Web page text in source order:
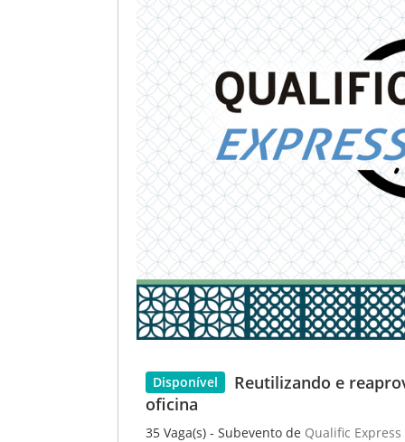
Disponível
Reutilizando e
oficina
35 Vaga(s) - Subevento de Qualific Express